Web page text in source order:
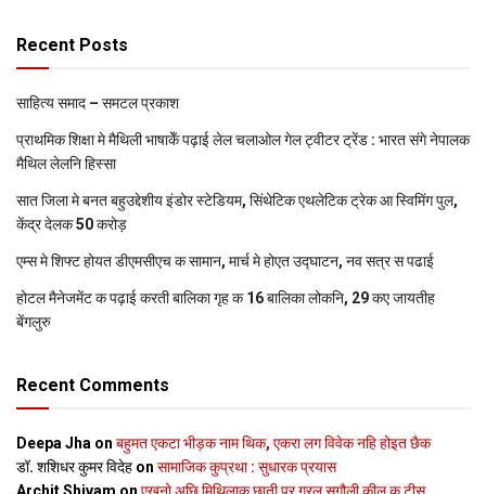
Recent Posts
साहित्य समाद – समटल प्रकाश
प्राथमिक शि‍क्षा मे मैथि‍ली भाषाकेँ पढ़ाई लेल चलाओल गेल ट्वीटर ट्रेंड : भारत संगे नेपालक
मैथिल लेलनि हिस्सा
सात जिला मे बनत बहुउद्देशीय इंडोर स्‍टेडि‍यम, सिंथेटिक एथलेटिक ट्रेक आ स्विमिंग पुल,
केंद्र देलक 50 करोड़
एम्स मे शिफ्ट होयत डीएमसीएच क सामान, मार्च मे होएत उद्घाटन, नव सत्र स पढाई
होटल मैनेजमेंट क पढ़ाई करती बालिका गृह क 16 बालिका लोकनि, 29 कए जायतीह
बेंगलुरु
Recent Comments
Deepa Jha on बहुमत एकटा भीड़क नाम थिक, एकरा लग विवेक नहि होइत छैक
डॉ. शशिधर कुमर विदेह on सामाजिक कुप्रथा : सुधारक प्रयास